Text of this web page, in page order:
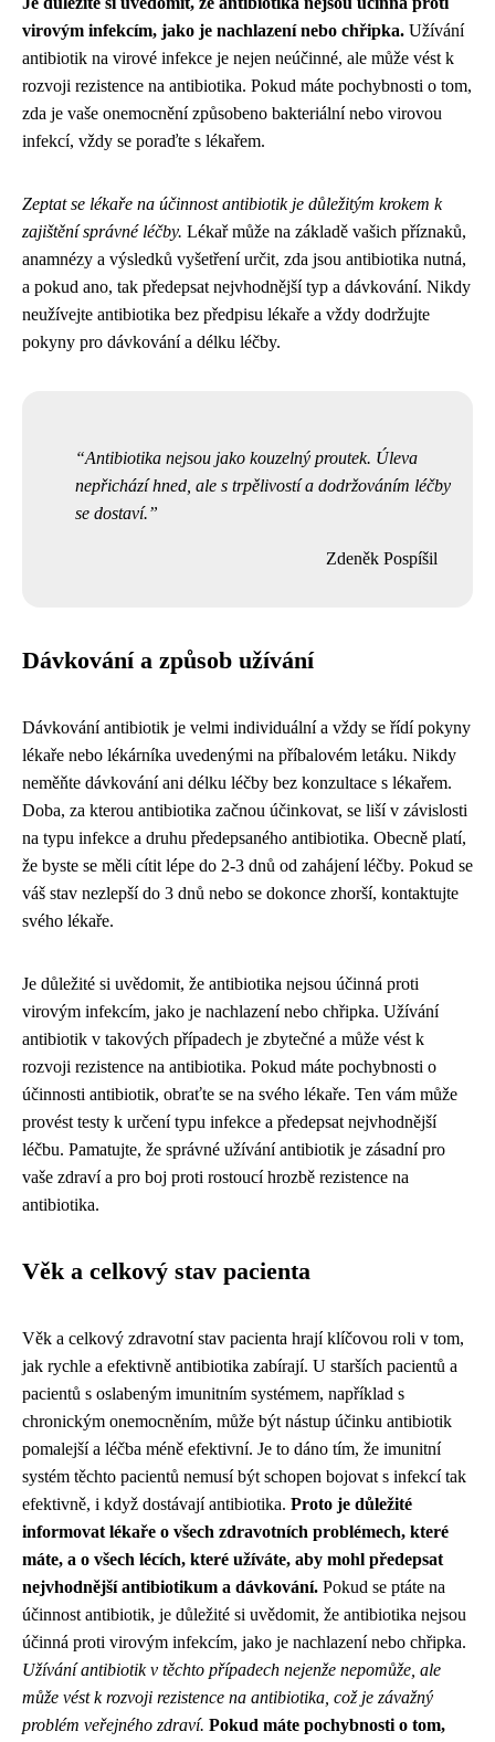
virovým infekcím, jako je nachlazení nebo chřipka. Užívání
antibiotik na virové infekce je nejen neúčinné, ale může vést k
rozvoji rezistence na antibiotika. Pokud máte pochybnosti o tom,
zda je vaše onemocnění způsobeno bakteriální nebo virovou
infekcí, vždy se poraďte s lékařem.
Zeptat se lékaře na účinnost antibiotik je důležitým krokem k
zajištění správné léčby. Lékař může na základě vašich příznaků,
anamnézy a výsledků vyšetření určit, zda jsou antibiotika nutná,
a pokud ano, tak předepsat nejvhodnější typ a dávkování. Nikdy
neužívejte antibiotika bez předpisu lékaře a vždy dodržujte
pokyny pro dávkování a délku léčby.
Antibiotika nejsou jako kouzelný proutek. Úleva
nepřichází hned, ale s trpělivostí a dodržováním léčby
se dostaví.
Zdeněk Pospíšil
Dávkování a způsob užívání
Dávkování antibiotik je velmi individuální a vždy se řídí pokyny
lékaře nebo lékárníka uvedenými na příbalovém letáku. Nikdy
neměňte dávkování ani délku léčby bez konzultace s lékařem.
Doba, za kterou antibiotika začnou účinkovat, se liší v závislosti
na typu infekce a druhu předepsaného antibiotika. Obecně platí,
že byste se měli cítit lépe do 2-3 dnů od zahájení léčby. Pokud se
váš stav nezlepší do 3 dnů nebo se dokonce zhorší, kontaktujte
svého lékaře.
Je důležité si uvědomit, že antibiotika nejsou účinná proti
virovým infekcím, jako je nachlazení nebo chřipka. Užívání
antibiotik v takových případech je zbytečné a může vést k
rozvoji rezistence na antibiotika. Pokud máte pochybnosti o
účinnosti antibiotik, obraťte se na svého lékaře. Ten vám může
provést testy k určení typu infekce a předepsat nejvhodnější
léčbu. Pamatujte, že správné užívání antibiotik je zásadní pro
vaše zdraví a pro boj proti rostoucí hrozbě rezistence na
antibiotika.
Věk a celkový stav pacienta
Věk a celkový zdravotní stav pacienta hrají klíčovou roli v tom,
jak rychle a efektivně antibiotika zabírají. U starších pacientů a
pacientů s oslabeným imunitním systémem, například s
chronickým onemocněním, může být nástup účinku antibiotik
pomalejší a léčba méně efektivní. Je to dáno tím, že imunitní
systém těchto pacientů nemusí být schopen bojovat s infekcí tak
efektivně, i když dostávají antibiotika. Proto je důležité
informovat lékaře o všech zdravotních problémech, které
máte, a o všech lécích, které užíváte, aby mohl předepsat
nejvhodnější antibiotikum a dávkování. Pokud se ptáte na
účinnost antibiotik, je důležité si uvědomit, že antibiotika nejsou
účinná proti virovým infekcím, jako je nachlazení nebo chřipka.
Užívání antibiotik v těchto případech nejenže nepomůže, ale
může vést k rozvoji rezistence na antibiotika, což je závažný
problém veřejného zdraví. Pokud máte pochybnosti o tom,